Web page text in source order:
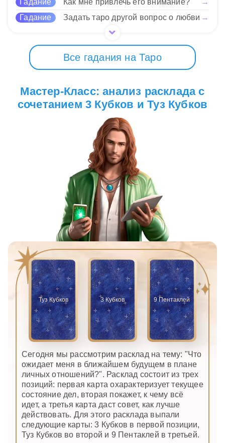
Гадание Как мне привлечь его внимание?
→
Гадание
Задать таро другой вопрос о любви →
Все гадания на Таро
Мастер-Класс: анализ расклада с
сочетанием 3 Кубков и Туз Кубков
Туз Кубков 3 Кубков 9 Пентаклей
Сегодня мы рассмотрим расклад на тему: "Что
ожидает меня в ближайшем будущем в плане
личных отношений?". Расклад состоит из трех
позиций: первая карта охарактеризует текущее
состояние дел, вторая покажет, к чему всё
идет, а третья карта даст совет, как лучше
действовать. Для этого расклада выпали
следующие карты: 3 Кубков в первой позиции,
Туз Кубков во второй и 9 Пентаклей в третьей.